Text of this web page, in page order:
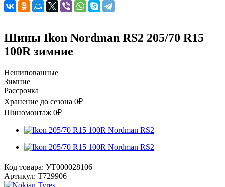
Шины Ikon Nordman RS2 205/70 R15
100R зимние
Нешипованные
Зимние
Рассрочка
Хранение до сезона 0₽
Шиномонтаж 0₽
Код товара: УТ000028106
Артикул: T729906